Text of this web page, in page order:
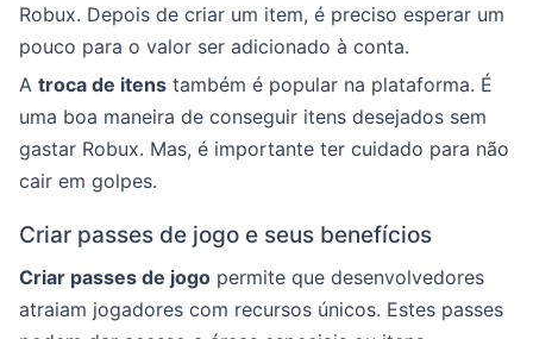
Robux. Depois de criar um item, é preciso esperar um
pouco para o valor ser adicionado à conta.
A troca de itens também é popular na plataforma. É
uma boa maneira de conseguir itens desejados sem
gastar Robux. Mas, é importante ter cuidado para não
cair em golpes.
Criar passes de jogo e seus benefícios
Criar passes de jogo permite que desenvolvedores
atraiam jogadores com recursos únicos. Estes passes